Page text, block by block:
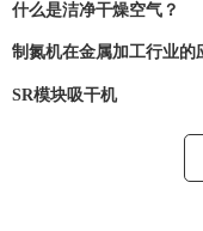
什么是洁净干燥空气？
制氮机在金属加工行业的
SR模块吸干机